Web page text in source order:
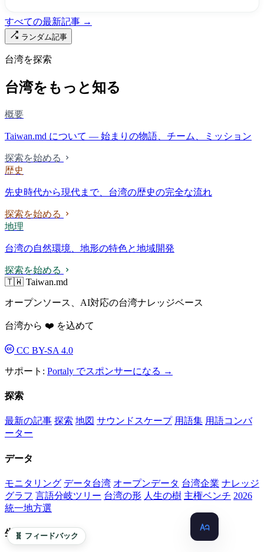
すべての最新記事 →
ランダム記事
台湾を探索
台湾をもっと知る
概要
Taiwan.md について — 始まりの物語、チーム、ミッション
探索を始める
歴史
先史時代から現代まで、台湾の歴史の完全な流れ
探索を始める
地理
台湾の自然環境、地形の特色と地域開発
探索を始める
🇹🇼 Taiwan.md
オープンソース、AI対応の台湾ナレッジベース
台湾から ❤️ を込めて
CC BY-SA 4.0
サポート: Portaly でスポンサーになる →
探索
最新の記事 探索 地図 サウンドスケープ 用語集 用語コンバ
ーター
データ
モニタリング データ台湾 オープンデータ 台湾企業 ナレッジ
グラフ 言語分岐ツリー 台湾の形 人生の樹 主権ベンチ 2026
統一地方選
生命体
🧬 フィードバック